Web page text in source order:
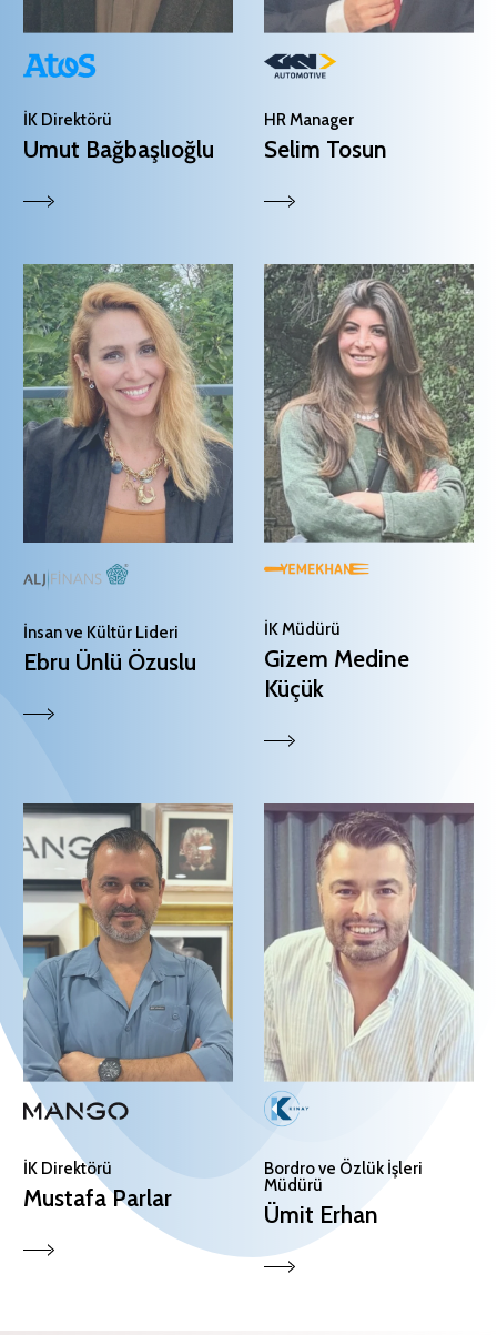
İK Direktörü
Umut Bağbaşlıoğlu
HR Manager
Selim Tosun
İnsan ve Kültür Lideri
Ebru Ünlü Özuslu
İK Müdürü
Gizem Medine
Küçük
İK Direktörü
Mustafa Parlar
Bordro ve Özlük İşleri
Müdürü
Ümit Erhan